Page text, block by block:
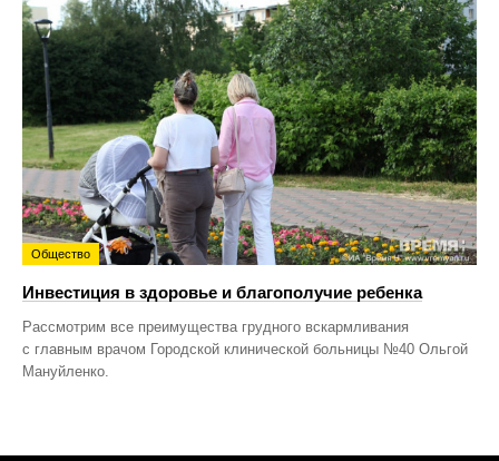
Общество
Инвестиция в здоровье и благополучие ребенка
Рассмотрим все преимущества грудного вскармливания
с главным врачом Городской клинической больницы №40 Ольгой
Мануйленко.